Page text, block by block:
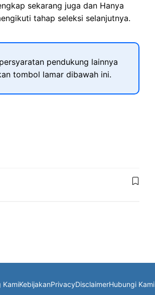
sekarang juga dan Hanya
tahap seleksi selanjutnya.
pendukung lainnya
tombol lamar dibawah ini.
KamiKebijakanPrivacyDisclaimerHubungi Kami